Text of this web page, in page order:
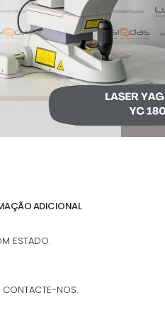
ADICIONAL
ESTADO.
CONTACTE-NOS.